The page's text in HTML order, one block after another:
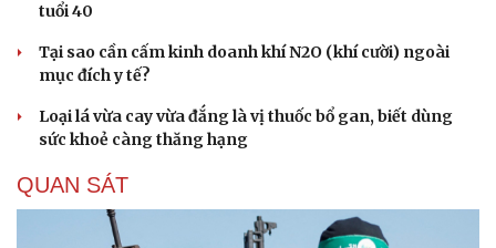
tuổi 40
Tại sao cần cấm kinh doanh khí N2O (khí cười) ngoài
mục đích y tế?
Loại lá vừa cay vừa đắng là vị thuốc bổ gan, biết dùng
sức khoẻ càng thăng hạng
QUAN SÁT